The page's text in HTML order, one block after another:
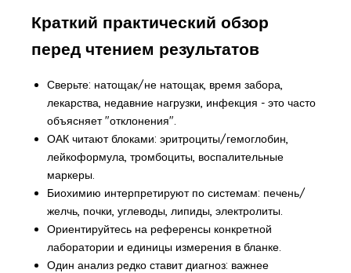
Краткий практический обзор
перед чтением результатов
Сверьте: натощак/не натощак, время забора,
лекарства, недавние нагрузки, инфекция - это часто
объясняет "отклонения".
ОАК читают блоками: эритроциты/гемоглобин,
лейкоформула, тромбоциты, воспалительные
маркеры.
Биохимию интерпретируют по системам: печень/
желчь, почки, углеводы, липиды, электролиты.
Ориентируйтесь на референсы конкретной
лаборатории и единицы измерения в бланке.
Один анализ редко ставит диагноз: важнее